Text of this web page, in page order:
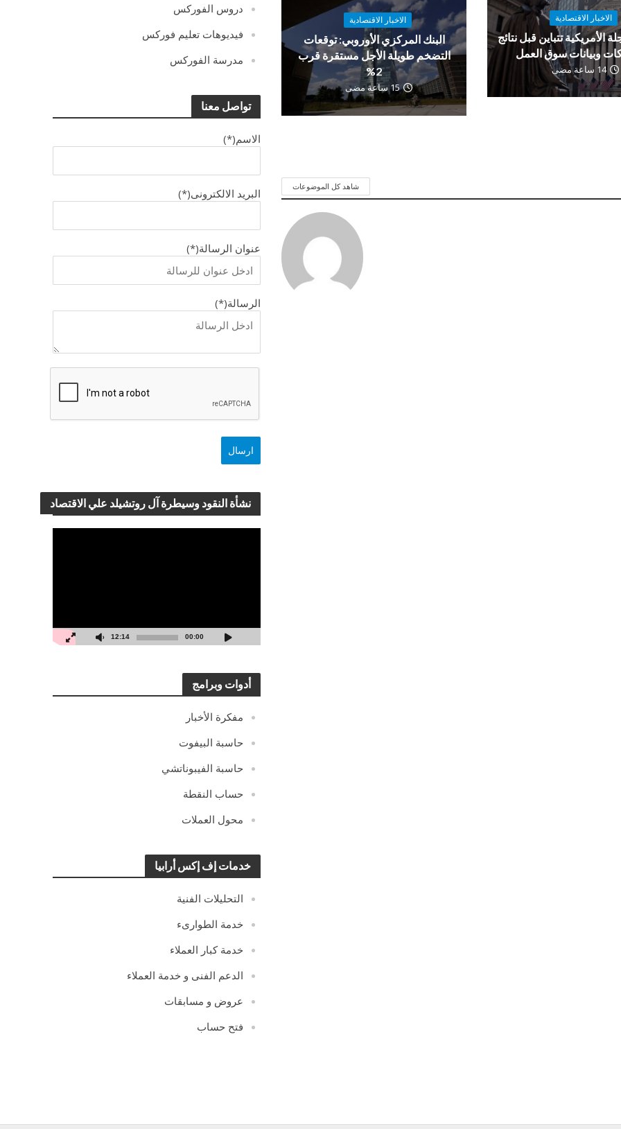
دروس الفوركس
فيديوهات تعليم فوركس
مدرسة الفوركس
تواصل معنا
الاسم(*)
البريد الالكترونى(*)
عنوان الرسالة(*)
الرسالة(*)
نشأة النقود وسيطرة آل روتشيلد علي الاقتصاد
00:00
12:14
أدوات وبرامج
مفكرة الأخبار
حاسبة البيفوت
حاسبة الفيبوناتشي
حساب النقطة
محول العملات
خدمات إف إكس أرابيا
التحليلات الفنية
خدمة الطوارىء
خدمة كبار العملاء
الدعم الفنى و خدمة العملاء
عروض و مسابقات
فتح حساب
الاخبار الاقتصادية
الأمريكية تتباين قبل نتائج
وبيانات سوق العمل
14 ساعة مضى
الاخبار الاقتصادية
البنك المركزي الأوروبي: توقعات
التضخم طويلة الأجل مستقرة قرب
2%
15 ساعة مضى
شاهد كل الموضوعات